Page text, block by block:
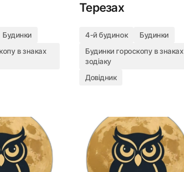
Будинки
в знаках
Терезах
4-й будинок
Будинки
Будинки гороскопу в знаках
зодіаку
Довідник